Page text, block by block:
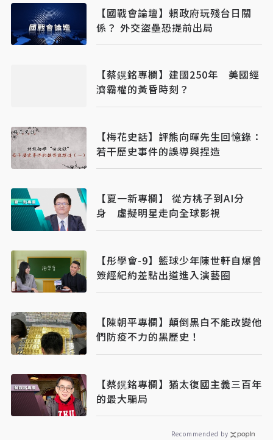
【國戰會論壇】賴政府玩殘台日關
係？ 外交盜壘恐提前出局
【蔡鎤銘專欄】建國250年 美國經
濟霸權的黃昏時刻？
【梅花史話】評熊向暉先生回憶錄：
若干歷史事件的誤導與捏造
【夏一新專欄】 從方桃子到AI分
身 虛擬明星走向全球影視
【彤學會-9】籃球少年陳世軒自爆曾
簽經紀約差點出道進入演藝圈
【陳朝平專欄】顛倒黑白不能改變他
們防疫不力的黑歷史！
【​​​​​​​蔡鎤銘專欄】猶太復國主義三百年
的最大騙局
Recommended by